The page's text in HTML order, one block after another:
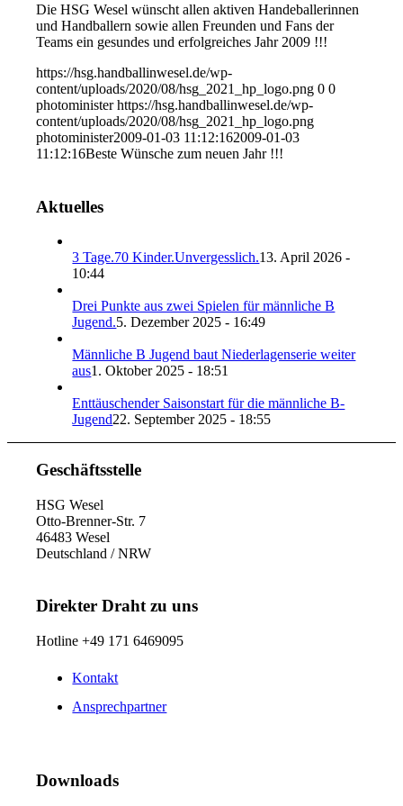
Die HSG Wesel wünscht allen aktiven Handeballerinnen
und Handballern sowie allen Freunden und Fans der
Teams ein gesundes und erfolgreiches Jahr 2009 !!!
https://hsg.handballinwesel.de/wp-
content/uploads/2020/08/hsg_2021_hp_logo.png 0 0
photominister https://hsg.handballinwesel.de/wp-
content/uploads/2020/08/hsg_2021_hp_logo.png
photominister2009-01-03 11:12:162009-01-03
11:12:16Beste Wünsche zum neuen Jahr !!!
Aktuelles
3 Tage.70 Kinder.Unvergesslich.13. April 2026 -
10:44
Drei Punkte aus zwei Spielen für männliche B
Jugend.5. Dezember 2025 - 16:49
Männliche B Jugend baut Niederlagenserie weiter
aus1. Oktober 2025 - 18:51
Enttäuschender Saisonstart für die männliche B-
Jugend22. September 2025 - 18:55
Geschäftsstelle
HSG Wesel
Otto-Brenner-Str. 7
46483 Wesel
Deutschland / NRW
Direkter Draht zu uns
Hotline +49 171 6469095
Kontakt
Ansprechpartner
Downloads